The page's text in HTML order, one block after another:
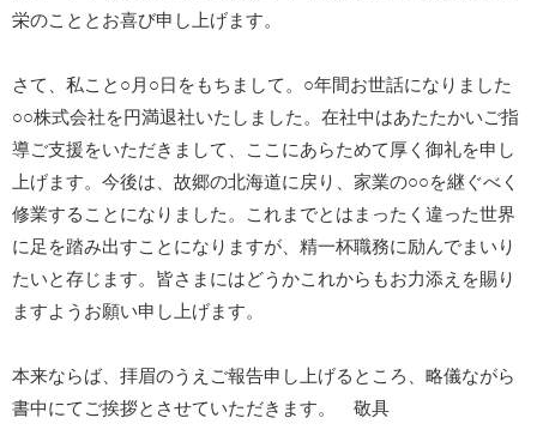
栄のこととお喜び申し上げます。
さて、私こと○月○日をもちまして。○年間お世話になりました
○○株式会社を円満退社いたしました。在社中はあたたかいご指
導ご支援をいただきまして、ここにあらためて厚く御礼を申し
上げます。今後は、故郷の北海道に戻り、家業の○○を継ぐべく
修業することになりました。これまでとはまったく違った世界
に足を踏み出すことになりますが、精一杯職務に励んでまいり
たいと存じます。皆さまにはどうかこれからもお力添えを賜り
ますようお願い申し上げます。
本来ならば、拝眉のうえご報告申し上げるところ、略儀ながら
書中にてご挨拶とさせていただきます。 敬具